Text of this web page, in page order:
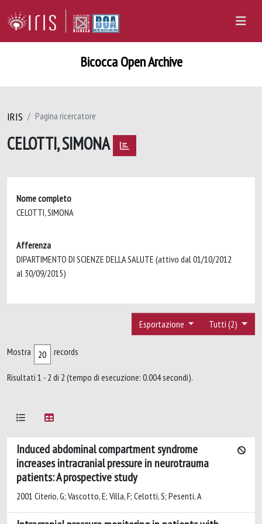
Bicocca Open Archive
IRIS Pagina ricercatore
CELOTTI, SIMONA
Nome completo
CELOTTI, SIMONA
Afferenza
DIPARTIMENTO DI SCIENZE DELLA SALUTE (attivo dal 01/10/2012
al 30/09/2015)
Tutti (2)
Esportazione
Mostra records
Risultati 1 - 2 di 2 (tempo di esecuzione: 0.004 secondi).
Induced abdominal compartment syndrome
increases intracranial pressure in neurotrauma
patients: A prospective study
2001 Citerio, G; Vascotto, E; Villa, F; Celotti, S; Pesenti, A